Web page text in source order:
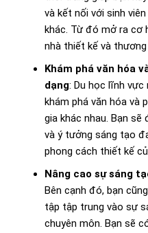
và kết nối với sinh
khác. Từ đó mở ra cơ
nhà thiết kế và
Khám phá văn hóa
dạng: Du học lĩnh vực
khám phá văn hóa và
gia khác nhau. Bạn
và ý tưởng sáng tạo
phong cách thiết kế
Nâng cao sự sáng
Bên cạnh đó, bạn
tập tập trung vào sự
chuyên môn. Bạn sẽ